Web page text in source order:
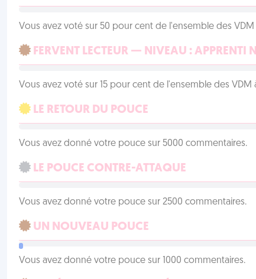
Vous avez voté sur 50 pour cent de l'ensemble des VDM
FERVENT LECTEUR — NIVEAU : APPRENTI
Vous avez voté sur 15 pour cent de l'ensemble des VDM
LE RETOUR DU POUCE
Vous avez donné votre pouce sur 5000 commentaires.
LE POUCE CONTRE-ATTAQUE
Vous avez donné votre pouce sur 2500 commentaires.
UN NOUVEAU POUCE
Vous avez donné votre pouce sur 1000 commentaires.